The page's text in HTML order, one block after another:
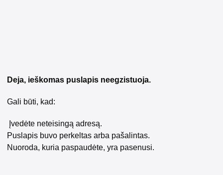
Deja, ieškomas puslapis neegzistuoja.
Gali būti, kad:
Įvedėte neteisingą adresą.
Puslapis buvo perkeltas arba pašalintas.
Nuoroda, kuria paspaudėte, yra pasenusi.